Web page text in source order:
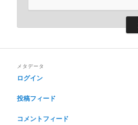
メタデータ
ログイン
投稿フィード
コメントフィード